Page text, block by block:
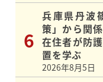
兵庫県丹波
策」から関
在住者が防
置を学ぶ
2026年8月5日